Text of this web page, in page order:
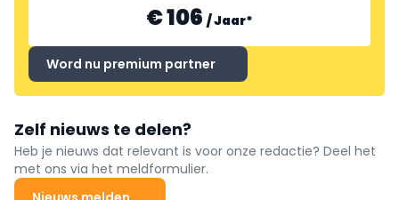
€ 106 /Jaar*
Word nu premium partner
Zelf nieuws te delen?
Heb je nieuws dat relevant is voor onze redactie? Deel het
met ons via het meldformulier.